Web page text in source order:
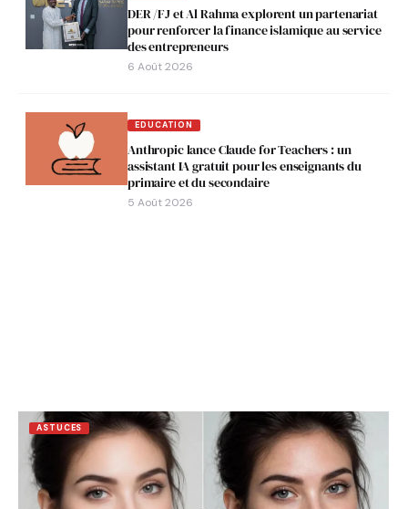
DER /FJ et Al Rahma explorent un partenariat
pour renforcer la finance islamique au service
des entrepreneurs
6 Août 2026
EDUCATION
Anthropic lance Claude for Teachers : un
assistant IA gratuit pour les enseignants du
primaire et du secondaire
5 Août 2026
ASTUCES